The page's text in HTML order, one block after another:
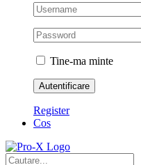
Tine-ma minte
Register
Cos
Cautare...